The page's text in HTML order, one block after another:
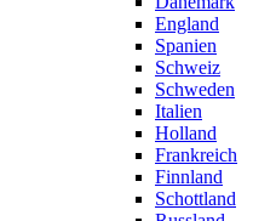
England
Spanien
Schweiz
Schweden
Italien
Holland
Frankreich
Finnland
Schottland